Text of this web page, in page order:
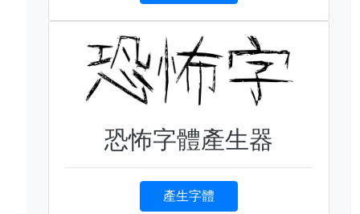
恐怖字體產生器
產生字體